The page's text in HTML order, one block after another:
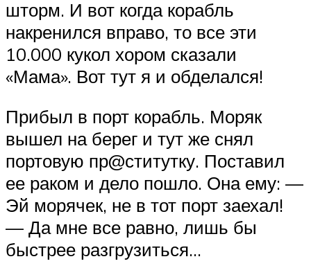
шторм. И вот когда корабль
накренился вправо, то все эти
10.000 кукол хором сказали
«Мама». Вот тут я и обделался!
Прибыл в порт корабль. Моряк
вышел на берег и тут же снял
портовую пр@ститутку. Поставил
ее раком и дело пошло. Она ему: —
Эй морячек, не в тот порт заехал!
— Да мне все равно, лишь бы
быстрее разгрузиться…